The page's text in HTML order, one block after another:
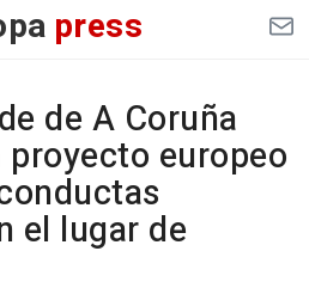
press
de A Coruña
europeo
el lugar de